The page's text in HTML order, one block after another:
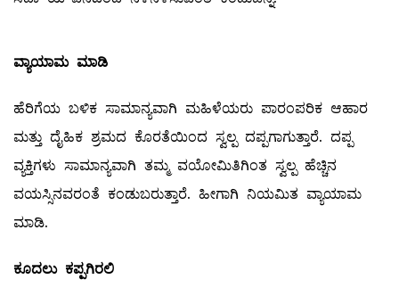
ವ್ಯಾಯಾಮ ಮಾಡಿ
ಹೆರಿಗೆಯ ಬಳಿಕ ಸಾಮಾನ್ಯವಾಗಿ ಮಹಿಳೆಯರು ಪಾರಂಪರಿಕ ಆಹಾರ
ಮತ್ತು ದೈಹಿಕ ಶ್ರಮದ ಕೊರತೆಯಿಂದ ಸ್ವಲ್ಪ ದಪ್ಪಗಾಗುತ್ತಾರೆ. ದಪ್ಪ
ವ್ಯಕ್ತಿಗಳು ಸಾಮಾನ್ಯವಾಗಿ ತಮ್ಮ ವಯೋಮಿತಿಗಿಂತ ಸ್ವಲ್ಪ ಹೆಚ್ಚಿನ
ವಯಸ್ಸಿನವರಂತೆ ಕಂಡುಬರುತ್ತಾರೆ. ಹೀಗಾಗಿ ನಿಯಮಿತ ವ್ಯಾಯಾಮ
ಮಾಡಿ.
ಕೂದಲು ಕಪ್ಪಗಿರಲಿ